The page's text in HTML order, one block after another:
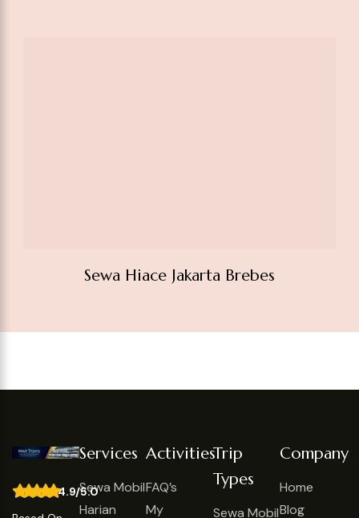
Sewa Hiace Jakarta Brebes
4.9/5.0
Services
Sewa Mobil
Harian
Activities
FAQ’s
My
Trip
Types
Sewa Mobil
Company
Home
Blog